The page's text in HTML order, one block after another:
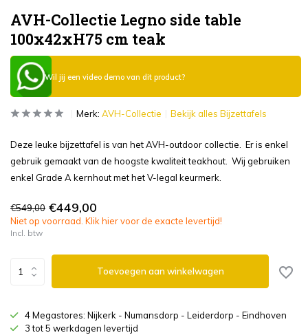
AVH-Collectie Legno side table
100x42xH75 cm teak
Wil jij een video demo van dit product?
Merk: AVH-Collectie Bekijk alles Bijzettafels
Deze leuke bijzettafel is van het AVH-outdoor collectie. Er is enkel
gebruik gemaakt van de hoogste kwaliteit teakhout. Wij gebruiken
enkel Grade A kernhout met het V-legal keurmerk.
€549,00 €449,00
Niet op voorraad. Klik hier voor de exacte levertijd!
Incl. btw
Toevoegen aan winkelwagen
4 Megastores: Nijkerk - Numansdorp - Leiderdorp - Eindhoven
3 tot 5 werkdagen levertijd